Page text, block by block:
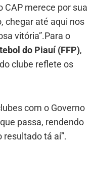
CAP merece por sua
chegar até aqui nos
vitória”.Para o
do Piauí (FFP),
clube reflete os
com o Governo
passa, rendendo
tá aí”.